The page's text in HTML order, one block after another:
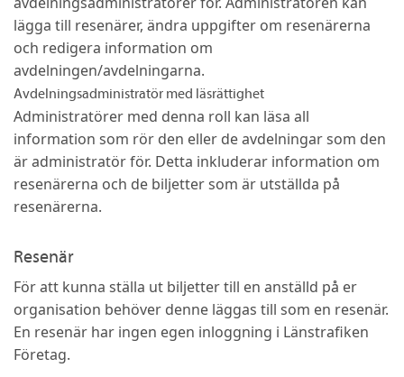
lägga till resenärer, ändra uppgifter om resenärerna
och redigera information om
avdelningen/avdelningarna.
Avdelningsadministratör med läsrättighet
Administratörer med denna roll kan läsa all
information som rör den eller de avdelningar som den
är administratör för. Detta inkluderar information om
resenärerna och de biljetter som är utställda på
resenärerna.
Resenär
För att kunna ställa ut biljetter till en anställd på er
organisation behöver denne läggas till som en resenär.
En resenär har ingen egen inloggning i Länstrafiken
Företag.